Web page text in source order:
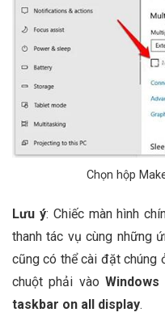
Chọn hộp
Lưu ý: Chiếc màn hình
thanh tác vụ cùng những
cũng có thể cài đặt chúng
chuột phải vào
taskbar on all display.